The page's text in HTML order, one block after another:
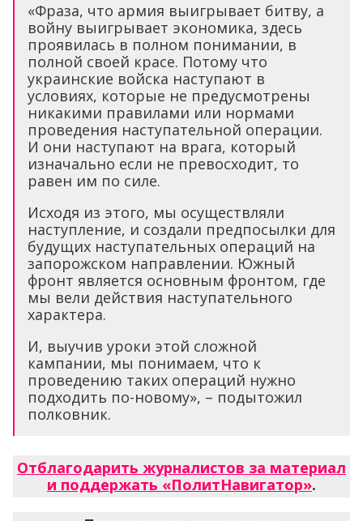
«Фраза, что армия выигрывает битву, а
войну выигрывает экономика, здесь
проявилась в полном понимании, в
полной своей красе. Потому что
украинские войска наступают в
условиях, которые не предусмотрены
никакими правилами или нормами
проведения наступательной операции.
И они наступают на врага, который
изначально если не превосходит, то
равен им по силе.
Исходя из этого, мы осуществляли
наступление, и создали предпосылки для
будущих наступательных операций на
запорожском направлении. Южный
фронт является основным фронтом, где
мы вели действия наступательного
характера.
И, выучив уроки этой сложной
кампании, мы понимаем, что к
проведению таких операций нужно
подходить по-новому», – подытожил
полковник.
Отблагодарить журналистов за материал
и поддержать «ПолитНавигатор».